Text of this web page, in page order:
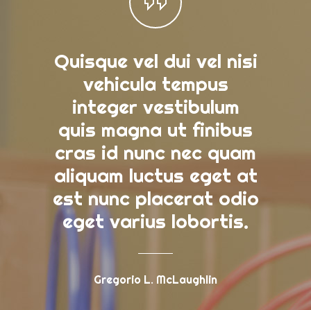
Quisque vel dui vel nisi
vehicula tempus
integer vestibulum
quis magna ut finibus
cras id nunc nec quam
aliquam luctus eget at
est nunc placerat odio
eget varius lobortis.
Gregorio L. McLaughlin